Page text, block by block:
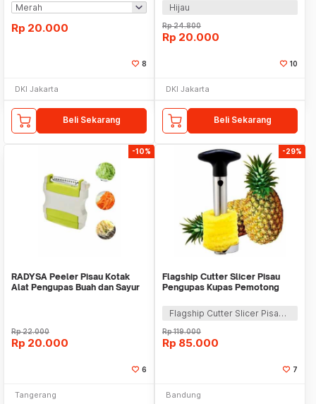
Rp 20.000
8
DKI Jakarta
Beli Sekarang
Hijau
Rp24.800
Rp 20.000
10
DKI Jakarta
Beli Sekarang
-10%
RADYSA Peeler Pisau Kotak
Alat Pengupas Buah dan Sayur
Rp22.000
Rp 20.000
6
Tangerang
-29%
Flagship Cutter Slicer Pisau
Pengupas Kupas Pemotong
Flagship Cutter Slicer Pisau Pengupas Kupas Pemotong Buah Nenas Nanas
Rp119.000
Rp 85.000
7
Bandung